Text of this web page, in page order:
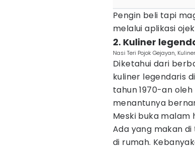
Pengin beli tapi
melalui aplikasi
2. Kuliner
Nasi Teri Pojok Gejayan,
Diketahui dari
kuliner legendaris
tahun 1970-an
menantunya
Meski buka malam
Ada yang makan
di rumah.